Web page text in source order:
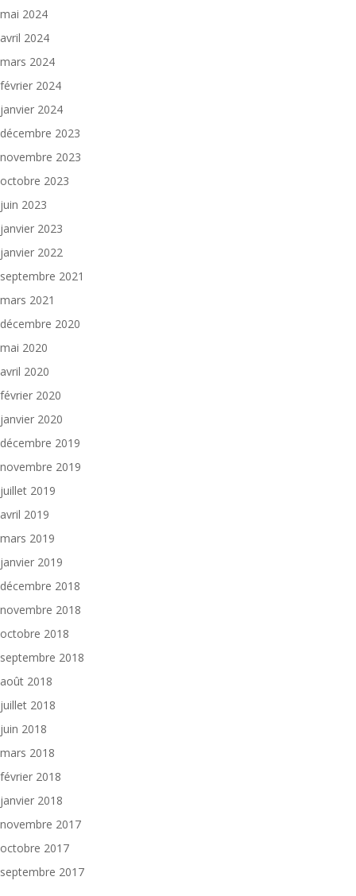
mai 2024
avril 2024
mars 2024
février 2024
janvier 2024
décembre 2023
novembre 2023
octobre 2023
juin 2023
janvier 2023
janvier 2022
septembre 2021
mars 2021
décembre 2020
mai 2020
avril 2020
février 2020
janvier 2020
décembre 2019
novembre 2019
juillet 2019
avril 2019
mars 2019
janvier 2019
décembre 2018
novembre 2018
octobre 2018
septembre 2018
août 2018
juillet 2018
juin 2018
mars 2018
février 2018
janvier 2018
novembre 2017
octobre 2017
septembre 2017